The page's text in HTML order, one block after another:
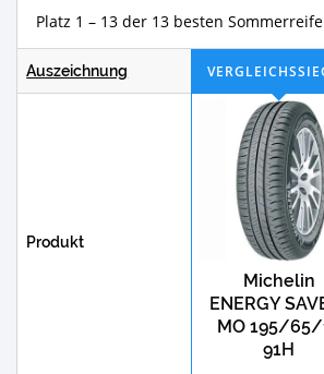
SchneeketteTest
Sommerreifen 235/40 R18
Sommerreifen 245/45 R19
Platz 1 – 13 der 13 besten
Auszeichnung
Produkt
Michelin
ENERGY
MO 195/65/
91H